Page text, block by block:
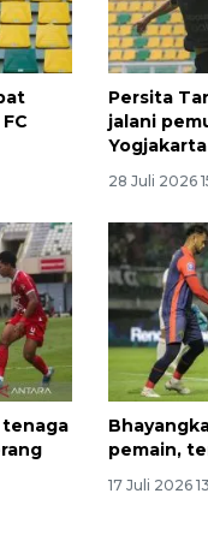
Persita
jalani
Yogjakarta
28 Juli 2026
pemain,
17 Juli 2026
Memberantas
jalanan Jakarta
2026-08-05 18:00:00